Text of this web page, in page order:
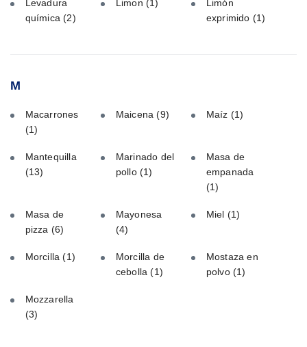
Levadura
química(2)
Limon (1)
Limón
exprimido (1)
M
Macarrones
(1)
Maicena(9) Maíz (1)
Mantequilla
(13)
Marinado del
pollo (1)
Masa de
empanada
(1)
Masa de
pizza (6)
Mayonesa
(4)
Miel (1)
Morcilla(1)
Morcilla de
cebolla(1)
Mostaza en
polvo(1)
Mozzarella
(3)